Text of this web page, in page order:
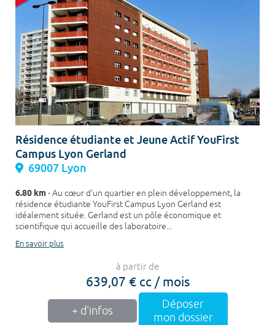
Résidence étudiante et Jeune Actif YouFirst
Campus Lyon Gerland
69007 Lyon
6.80 km- Au cœur d'un quartier en plein développement, la
résidence étudiante YouFirst Campus Lyon Gerland est
idéalement située. Gerland est un pôle économique et
scientifique qui accueille des laboratoire...
En savoir plus
à partir de
639,07 € cc / mois
+ d'infos
Déposer
mon dossier